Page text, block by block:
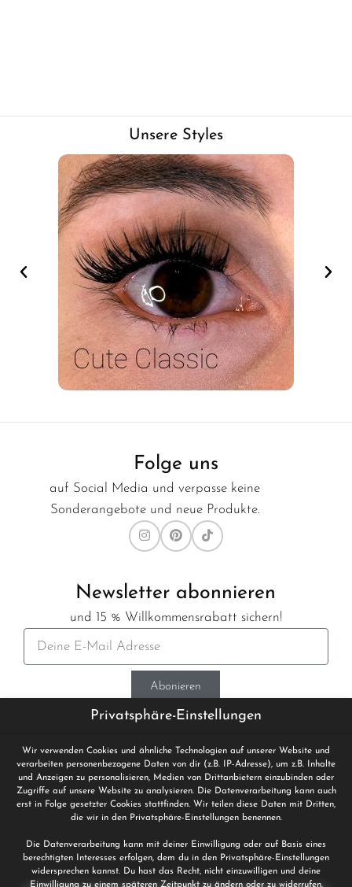
Unsere Styles
Folge uns
auf Social Media und verpasse keine
Sonderangebote und neue Produkte.
Newsletter abonnieren
und 15 % Willkommensrabatt sichern!
Abonieren
Bis zu 5 Mal
wiederverwendbar
Super weich und leicht
Extrem dünnes und
flexibles Bändchen
Vegan und
handgemacht
Kostenlose
Lieferung ab 20€
Sichere
Bezahlung
Privatsphäre-Einstellungen
Wir verwenden Cookies und ähnliche Technologien auf unserer Website und
verarbeiten personenbezogene Daten von dir (z.B. IP-Adresse), um z.B. Inhalte
und Anzeigen zu personalisieren, Medien von Drittanbietern einzubinden oder
Zugriffe auf unsere Website zu analysieren. Die Datenverarbeitung kann auch
erst in Folge gesetzter Cookies stattfinden. Wir teilen diese Daten mit Dritten,
die wir in den Privatsphäre-Einstellungen benennen.
Die Datenverarbeitung kann mit deiner Einwilligung oder auf Basis eines
berechtigten Interesses erfolgen, dem du in den Privatsphäre-Einstellungen
widersprechen kannst. Du hast das Recht, nicht einzuwilligen und deine
Einwilligung zu einem späteren Zeitpunkt zu ändern oder zu widerrufen.